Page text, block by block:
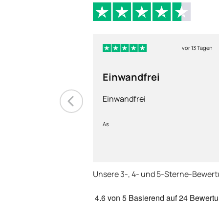
vor 13 Tagen
Einwandfrei
Einwandfrei
As
Unsere 3-, 4- und 5-Sterne-
4.6von 5 Basierend auf24